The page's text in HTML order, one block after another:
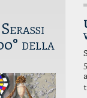
della